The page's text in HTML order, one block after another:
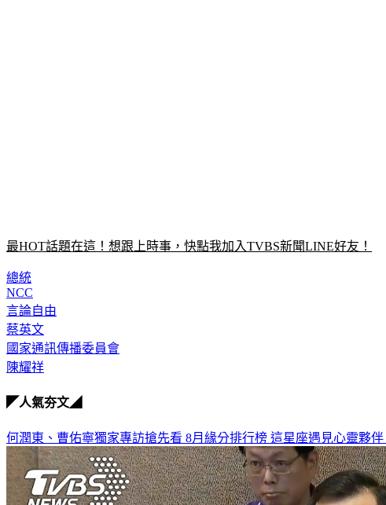
最HOT話題在這！想跟上時事，快點我加入TVBS新聞LINE好友！
總統
NCC
言論自由
蔡英文
國家通訊傳播委員會
陳耀祥
◤人氣夯文◢
何潤東、曹佑寧獨家專訪搶先看 8月緣分排行榜 這星座遇見心靈夥伴